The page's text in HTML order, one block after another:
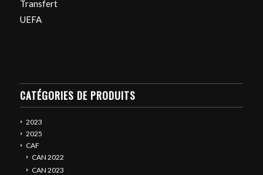
Transfert
UEFA
CATÉGORIES DE PRODUITS
2023
2025
CAF
CAN 2022
CAN 2023